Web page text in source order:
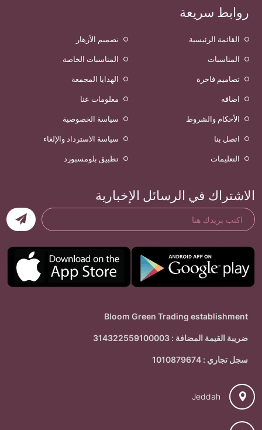
روابط سريعة
القائمة الرئيسية تصميم الأزهار
المناسبات المناسبات الخاصة
تصاميم فاخرة الهدايا المجمعة
اضافه معلومات عنا
الأحكام والشروط سياسة الخصوصية
اتصل بنا سياسة الاسترداد والإلغاء
التعليمات تطبيق بلومسبورد
الاشتراك في الرسائل الإخبارية
Bloom Green Trading establishment
ضريبة القيمة المضافة : 314322559100003
سجل تجاري : 1010879674
Jeddah